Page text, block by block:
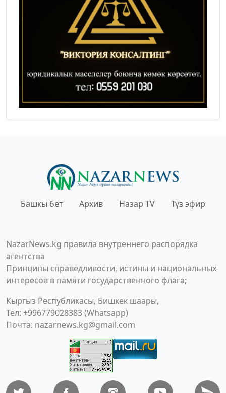
Башкы бет Архив Назар TV Түз эфир
NazarNews.kg правила внутреннего распорядка
агентства
Принципы справедливости, истины и национальных
интересов в памяти государственного флага;
Кыргыз Республикасы, Бишкек шаары,
Тел: +996779028383 (Whatsapp)
Почта: nazarnews.kg@gmail.com